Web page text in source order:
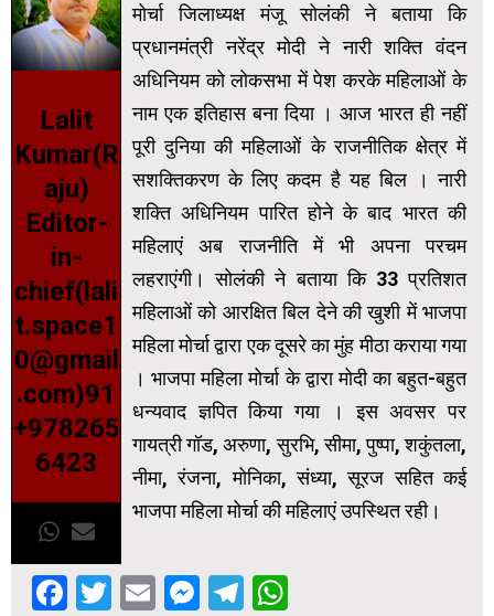
Lalit
Kumar(R
aju)
Editor-
in-
chief(lali
t.space1
0@gmail
.com)91
+978265
6423
मोर्चा जिलाध्यक्ष मंजू सोलंकी ने बताया कि
प्रधानमंत्री नरेंद्र मोदी ने नारी शक्ति वंदन
अधिनियम को लोकसभा में पेश करके महिलाओं के
नाम एक इतिहास बना दिया । आज भारत ही नहीं
पूरी दुनिया की महिलाओं के राजनीतिक क्षेत्र में
सशक्तिकरण के लिए कदम है यह बिल । नारी
शक्ति अधिनियम पारित होने के बाद भारत की
महिलाएं अब राजनीति में भी अपना परचम
लहराएंगी। सोलंकी ने बताया कि 33 प्रतिशत
महिलाओं को आरक्षित बिल देने की खुशी में भाजपा
महिला मोर्चा द्वारा एक दूसरे का मुंह मीठा कराया गया
। भाजपा महिला मोर्चा के द्वारा मोदी का बहुत-बहुत
धन्यवाद ज्ञपित किया गया ।इस अवसर पर
गायत्री गॉड, अरुणा, सुरभि, सीमा, पुष्पा, शकुंतला,
नीमा, रंजना, मोनिका, संध्या, सूरज सहित कई
भाजपा महिला मोर्चा की महिलाएं उपस्थित रही।
Facebook
Twitter
EmailMessenger
Telegram